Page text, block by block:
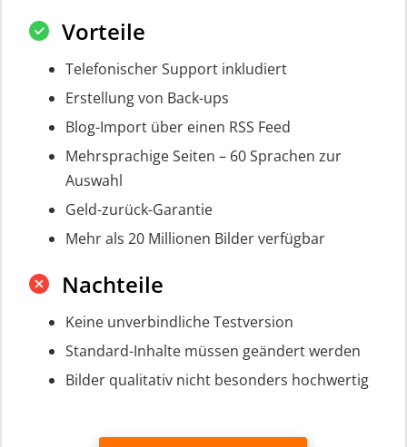
Vorteile
Telefonischer Support inkludiert
Erstellung von Back-ups
Blog-Import über einen RSS Feed
Mehrsprachige Seiten – 60 Sprachen zur
Auswahl
Geld-zurück-Garantie
Mehr als 20 Millionen Bilder verfügbar
Nachteile
Keine unverbindliche Testversion
Standard-Inhalte müssen geändert werden
Bilder qualitativ nicht besonders hochwertig